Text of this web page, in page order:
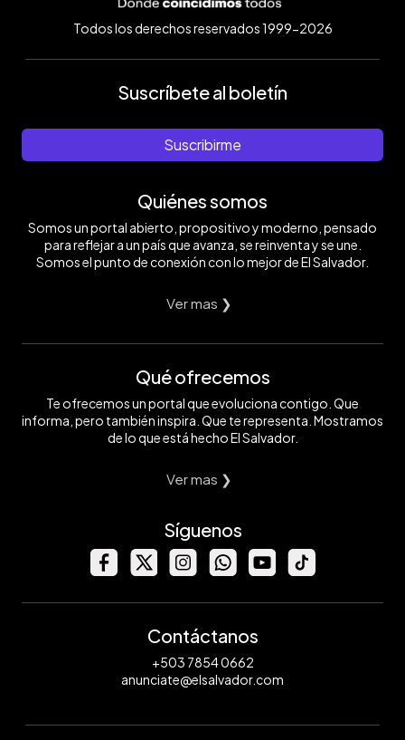
Todos los derechos reservados 1999-2026
Suscríbete al boletín
Suscribirme
Quiénes somos
Somos un portal abierto, propositivo y moderno, pensado
para reflejar a un país que avanza, se reinventa y se une.
Somos el punto de conexión con lo mejor de El Salvador.
Ver mas ❯
Qué ofrecemos
Te ofrecemos un portal que evoluciona contigo. Que
informa, pero también inspira. Que te representa. Mostramos
de lo que está hecho El Salvador.
Ver mas ❯
Síguenos
Contáctanos
+503 7854 0662
anunciate@elsalvador.com